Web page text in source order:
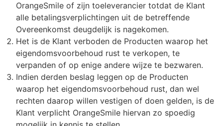
OrangeSmile of zijn toeleverancier totdat de Klant
alle betalingsverplichtingen uit de betreffende
Overeenkomst deugdelijk is nagekomen.
Het is de Klant verboden de Producten waarop het
eigendomsvoorbehoud rust te verkopen, te
verpanden of op enige andere wijze te bezwaren.
Indien derden beslag leggen op de Producten
waarop het eigendomsvoorbehoud rust, dan wel
rechten daarop willen vestigen of doen gelden, is de
Klant verplicht OrangeSmile hiervan zo spoedig